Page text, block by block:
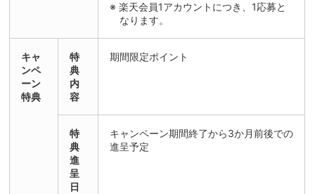
楽天会員1アカウントにつき、1応募と
なります。
キャ
ンペ
ーン
特典
特
典
内
容
期間限定ポイント
特
典
進
呈
日
キャンペーン期間終了から3か月前後での
進呈予定